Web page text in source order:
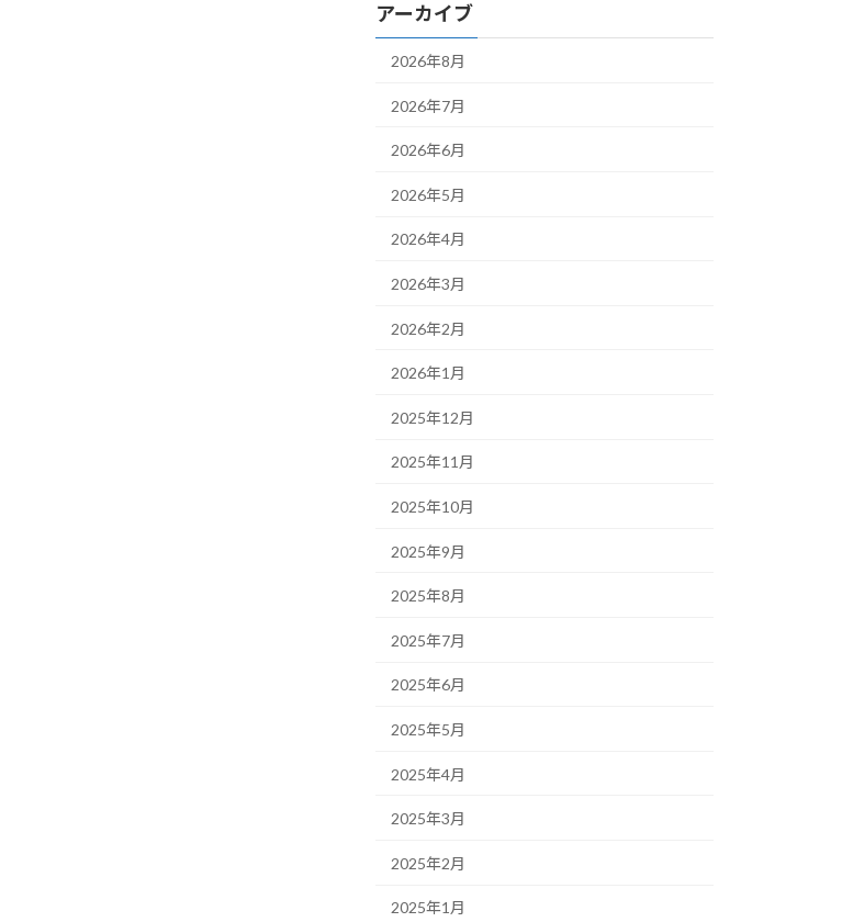
アーカイブ
2026年8月
2026年7月
2026年6月
2026年5月
2026年4月
2026年3月
2026年2月
2026年1月
2025年12月
2025年11月
2025年10月
2025年9月
2025年8月
2025年7月
2025年6月
2025年5月
2025年4月
2025年3月
2025年2月
2025年1月